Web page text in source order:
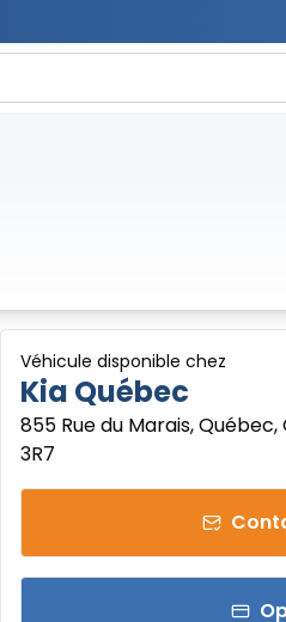
Véhicule disponible chez
Kia Québec
855 Rue du Marais, Québec,
3R7